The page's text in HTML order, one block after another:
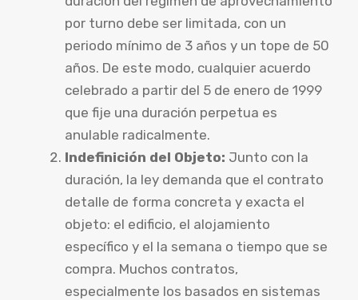
por turno debe ser limitada, con un
periodo mínimo de 3 años y un tope de 50
años. De este modo, cualquier acuerdo
celebrado a partir del 5 de enero de 1999
que fije una duración perpetua es
anulable radicalmente.
Indefinición del Objeto: Junto con la
duración, la ley demanda que el contrato
detalle de forma concreta y exacta el
objeto: el edificio, el alojamiento
específico y el la semana o tiempo que se
compra. Muchos contratos,
especialmente los basados en sistemas